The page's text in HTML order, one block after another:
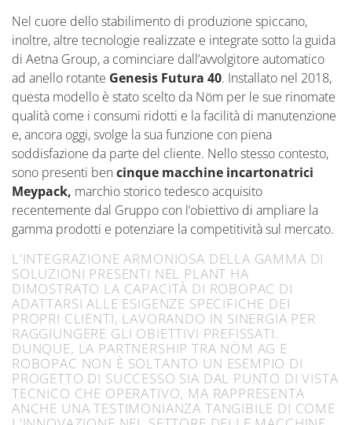
Nel cuore dello stabilimento di produzione spiccano,
inoltre, altre tecnologie realizzate e integrate sotto la guida
di Aetna Group, a cominciare dall’avvolgitore automatico
ad anello rotante Genesis Futura 40. Installato nel 2018,
questa modello è stato scelto da Nöm per le sue rinomate
qualità come i consumi ridotti e la facilità di manutenzione
e, ancora oggi, svolge la sua funzione con piena
soddisfazione da parte del cliente. Nello stesso contesto,
sono presenti ben cinque macchine incartonatrici
Meypack, marchio storico tedesco acquisito
recentemente dal Gruppo con l’obiettivo di ampliare la
gamma prodotti e potenziare la competitività sul mercato.
L'INTEGRAZIONE ARMONIOSA DELLA GAMMA DI
SOLUZIONI PRESENTI NEL PLANT HA
DIMOSTRATO LA CAPACITÀ DI ROBOPAC DI
ADATTARSI ALLE ESIGENZE SPECIFICHE DEI
PROPRI CLIENTI, LAVORANDO IN SINERGIA PER
RAGGIUNGERE GLI OBIETTIVI PREFISSATI.
DUNQUE, LA PARTNERSHIP TRA NÖM AG E
ROBOPAC NON È SOLTANTO UN ESEMPIO DI
PROGETTO DI SUCCESSO SIA DAL PUNTO DI VISTA
TECNICO CHE OPERATIVO, MA RAPPRESENTA
ANCHE UNA TESTIMONIANZA TANGIBILE DI COME